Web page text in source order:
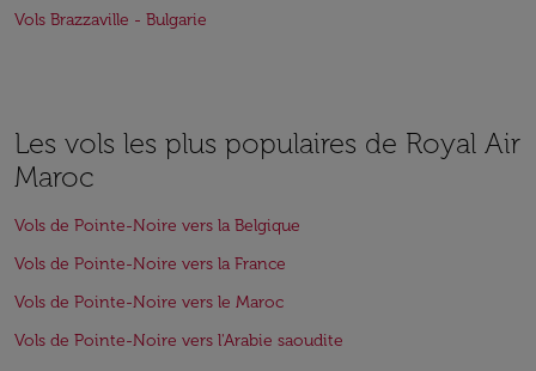
Vols Brazzaville - Bulgarie
Les vols les plus populaires de Royal Air
Maroc
Vols de Pointe-Noire vers la Belgique
Vols de Pointe-Noire vers la France
Vols de Pointe-Noire vers le Maroc
Vols de Pointe-Noire vers l'Arabie saoudite